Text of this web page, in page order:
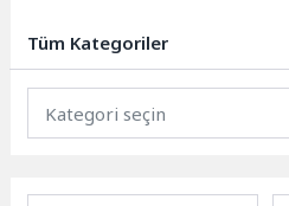
donanımlarını...
Tüm Kategoriler